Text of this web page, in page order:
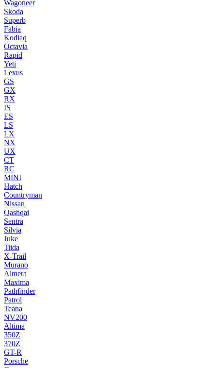
Wagoneer
Skoda
Superb
Fabia
Kodiaq
Octavia
Rapid
Yeti
Lexus
GS
GX
RX
IS
ES
LS
LX
NX
UX
CT
RC
MINI
Hatch
Countryman
Nissan
Qashqai
Sentra
Silvia
Juke
Tiida
X-Trail
Murano
Almera
Maxima
Pathfinder
Patrol
Teana
NV200
Altima
350Z
370Z
GT-R
Porsche